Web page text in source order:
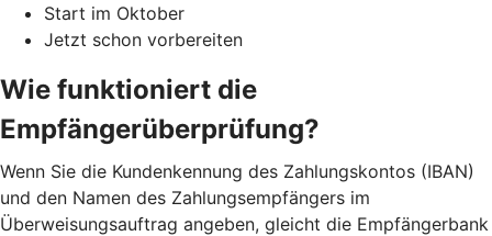
Start im Oktober
Jetzt schon vorbereiten
Wie funktioniert die
Empfängerüberprüfung?
Wenn Sie die Kundenkennung des Zahlungskontos (IBAN)
und den Namen des Zahlungsempfängers im
Überweisungsauftrag angeben, gleicht die Empfängerbank